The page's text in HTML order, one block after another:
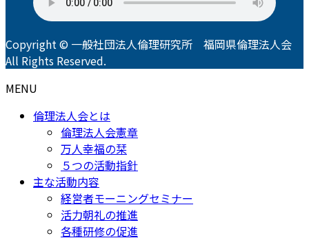
Copyright © 一般社団法人倫理研究所 福岡県倫理法人会
All Rights Reserved.
MENU
倫理法人会とは
倫理法人会憲章
万人幸福の栞
５つの活動指針
主な活動内容
経営者モーニングセミナー
活力朝礼の推進
各種研修の促進